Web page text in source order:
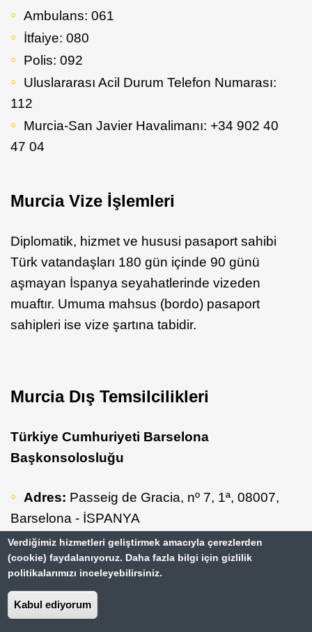
Ambulans: 061
İtfaiye: 080
Polis: 092
Uluslararası Acil Durum Telefon Numarası:
112
Murcia-San Javier Havalimanı: +34 902 40
47 04
Murcia Vize İşlemleri
Diplomatik, hizmet ve hususi pasaport sahibi
Türk vatandaşları 180 gün içinde 90 günü
aşmayan İspanya seyahatlerinde vizeden
muaftır. Umuma mahsus (bordo) pasaport
sahipleri ise vize şartına tabidir.
Murcia Dış Temsilcilikleri
Türkiye Cumhuriyeti Barselona
Başkonsolosluğu
Adres: Passeig de Gracia, nº 7, 1ª, 08007,
Barselona - İSPANYA
Telefon:+34 93 317 92 31
Resmi websitesi:barselona.bk.mfa.gov.tr
Murcia Para Birimi
Verdiğimiz hizmetleri geliştirmek amacıyla çerezlerden
(cookie) faydalanıyoruz. Daha fazla bilgi için gizlilik
politikalarımızı inceleyebilirsiniz.
Kabul ediyorum